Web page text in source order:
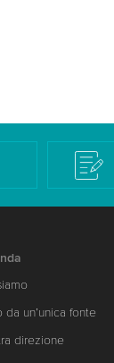
da un’unica fonte
direzione